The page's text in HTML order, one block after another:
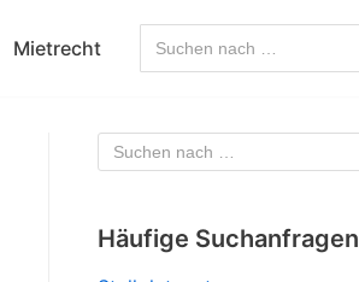
Mietrecht
Häufige Suchanfragen